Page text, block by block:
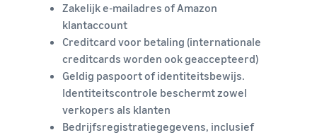
Zakelijk e-mailadres of Amazon
klantaccount
Creditcard voor betaling (internationale
creditcards worden ook geaccepteerd)
Geldig paspoort of identiteitsbewijs.
Identiteitscontrole beschermt zowel
verkopers als klanten
Bedrijfsregistratiegegevens, inclusief